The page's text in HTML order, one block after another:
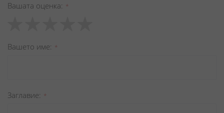
Вашата оценка
star
stars
stars
stars
stars
Вашето име
Заглавиe